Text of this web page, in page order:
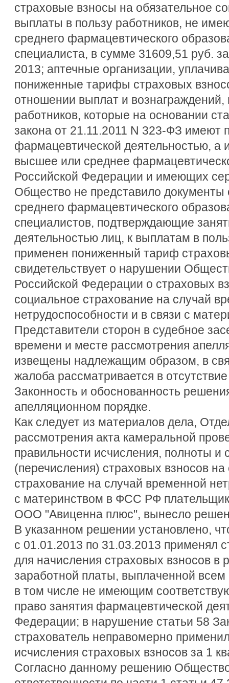
страховые взносы на обязательное
выплаты в пользу работников, не
среднего фармацевтического
специалиста, в сумме 31609,51 руб.
2013; аптечные организации,
пониженные тарифы страховых
отношении выплат и
работников, которые на основании
закона от 21.11.2011 N 323-ФЗ имеют
фармацевтической деятельностью, а
высшее или среднее
Российской Федерации и имеющих
Общество не представило
среднего фармацевтического
специалистов, подтверждающие
деятельностью лиц, к выплатам в
применен пониженный тариф
свидетельствует о нарушении
Российской Федерации о страховых
социальное страхование на случай
нетрудоспособности и в связи с
Представители сторон в судебное
времени и месте рассмотрения
извещены надлежащим образом, в
жалоба рассматривается в
Законность и обоснованность
апелляционном порядке.
Как следует из материалов дела,
рассмотрения акта камеральной
правильности исчисления, полноты и
(перечисления) страховых взносов
страхование на случай временной
с материнством в ФСС РФ
ООО "Авиценна плюс", вынесло
В указанном решении установлено,
с 01.01.2013 по 31.03.2013 применял
для начисления страховых взносов в
заработной платы, выплаченной всем
в том числе не имеющим
право занятия фармацевтической
Федерации; в нарушение статьи 58
страхователь неправомерно
исчисления страховых взносов за 1
Согласно данному решению